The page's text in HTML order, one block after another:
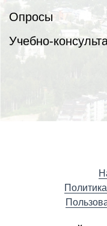
Опросы
Учебно-